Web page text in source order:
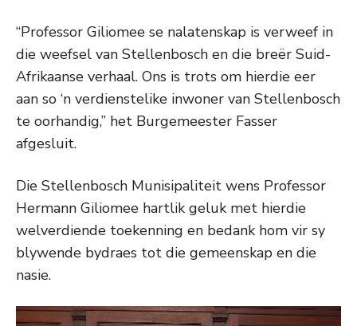
“Professor Giliomee se nalatenskap is verweef in
die weefsel van Stellenbosch en die breër Suid-
Afrikaanse verhaal. Ons is trots om hierdie eer
aan so ‘n verdienstelike inwoner van Stellenbosch
te oorhandig,” het Burgemeester Fasser
afgesluit.
Die Stellenbosch Munisipaliteit wens Professor
Hermann Giliomee hartlik geluk met hierdie
welverdiende toekenning en bedank hom vir sy
blywende bydraes tot die gemeenskap en die
nasie.